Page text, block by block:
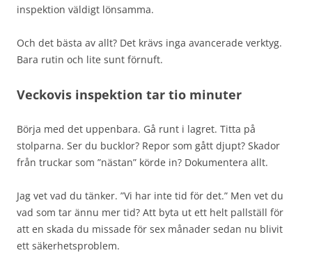
inspektion väldigt lönsamma.
Och det bästa av allt? Det krävs inga avancerade verktyg.
Bara rutin och lite sunt förnuft.
Veckovis inspektion tar tio minuter
Börja med det uppenbara. Gå runt i lagret. Titta på
stolparna. Ser du bucklor? Repor som gått djupt? Skador
från truckar som ”nästan” körde in? Dokumentera allt.
Jag vet vad du tänker. ”Vi har inte tid för det.” Men vet du
vad som tar ännu mer tid? Att byta ut ett helt pallställ för
att en skada du missade för sex månader sedan nu blivit
ett säkerhetsproblem.